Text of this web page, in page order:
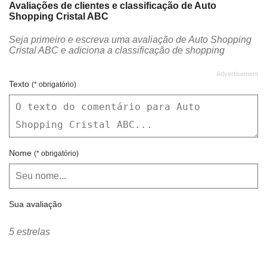
Avaliações de clientes e classificação de Auto
Shopping Cristal ABC
Seja primeiro e escreva uma avaliação de Auto Shopping
Cristal ABC e adiciona a classificação de shopping
Texto (* obrigatório)
Nome (* obrigatório)
Sua avaliação
5 estrelas